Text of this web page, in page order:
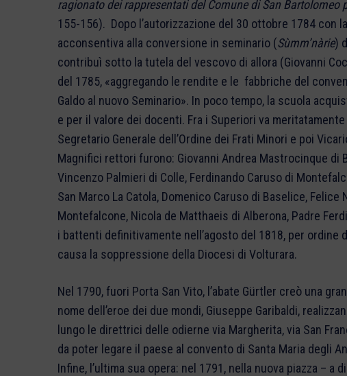
ragionato dei rappresentati del Comune di San Bartolomeo
155-156). Dopo l’autorizzazione del 30 ottobre 1784 con
acconsentiva alla conversione in seminario (Sùmm’nàrie)
contribuì sotto la tutela del vescovo di allora (Giovanni
del 1785, «aggregando le rendite e le fabbriche del
Galdo al nuovo Seminario». In poco tempo, la scuola
e per il valore dei docenti. Fra i Superiori va
Segretario Generale dell’Ordine dei Frati Minori e poi
Magnifici rettori furono: Giovanni Andrea Mastrocinque di
Vincenzo Palmieri di Colle, Ferdinando Caruso di
San Marco La Catola, Domenico Caruso di Baselice,
Montefalcone, Nicola de Matthaeis di Alberona, Padre
i battenti definitivamente nell’agosto del 1818, per ordine
causa la soppressione della Diocesi di Volturara.
Nel 1790, fuori Porta San Vito, l’abate Gürtler creò una
nome dell’eroe dei due mondi, Giuseppe Garibaldi,
lungo le direttrici delle odierne via Margherita, via San
da poter legare il paese al convento di Santa Maria degli
Infine, l’ultima sua opera: nel 1791, nella nuova piazza –